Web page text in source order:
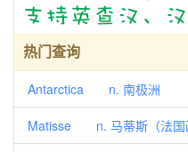
热门查询
Antarctica n. 南极洲
Matisse n. 马蒂斯（法国